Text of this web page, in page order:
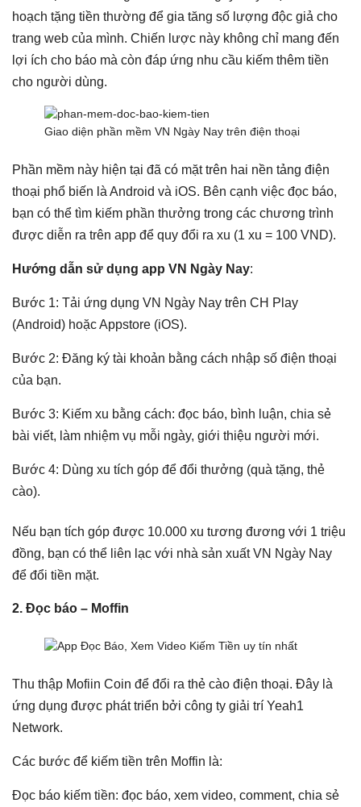
hoạch tặng tiền thường để gia tăng số lượng độc giả cho
trang web của mình. Chiến lược này không chỉ mang đến
lợi ích cho báo mà còn đáp ứng nhu cầu kiếm thêm tiền
cho người dùng.
Giao diện phần mềm VN Ngày Nay trên điện thoại
Phần mềm này hiện tại đã có mặt trên hai nền tảng điện
thoại phổ biến là Android và iOS. Bên cạnh việc đọc báo,
bạn có thể tìm kiếm phần thưởng trong các chương trình
được diễn ra trên app để quy đổi ra xu (1 xu = 100 VND).
Hướng dẫn sử dụng app VN Ngày Nay:
Bước 1: Tải ứng dụng VN Ngày Nay trên CH Play
(Android) hoặc Appstore (iOS).
Bước 2: Đăng ký tài khoản bằng cách nhập số điện thoại
của bạn.
Bước 3: Kiếm xu bằng cách: đọc báo, bình luận, chia sẻ
bài viết, làm nhiệm vụ mỗi ngày, giới thiệu người mới.
Bước 4: Dùng xu tích góp để đổi thưởng (quà tặng, thẻ
cào).
Nếu bạn tích góp được 10.000 xu tương đương với 1 triệu
đồng, bạn có thể liên lạc với nhà sản xuất VN Ngày Nay
để đổi tiền mặt.
2. Đọc báo – Moffin
Thu thập Mofiin Coin để đổi ra thẻ cào điện thoại. Đây là
ứng dụng được phát triển bởi công ty giải trí Yeah1
Network.
Các bước để kiếm tiền trên Moffin là:
Đọc báo kiếm tiền: đọc báo, xem video, comment, chia sẻ